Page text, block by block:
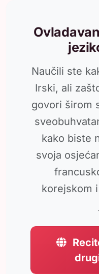
Naučili ste
Irski, ali
govori širom
kako biste
svoja
korejskom